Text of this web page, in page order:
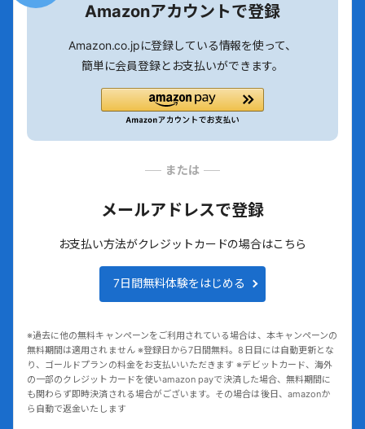
Amazonアカウントで登録
Amazon.co.jpに登録している情報を使って、
簡単に会員登録とお支払いができます。
または
メールアドレスで登録
お支払い方法がクレジットカードの場合はこちら
7日間無料体験をはじめる
※過去に他の無料キャンペーンをご利用されている場合は、本キャンペーンの
無料期間は適用されません ※登録日から7日間無料。8日目には自動更新とな
り、ゴールドプランの料金をお支払いいただきます ※デビットカード、海外
の一部のクレジットカードを使いamazon payで決済した場合、無料期間に
も関わらず即時決済される場合がございます。その場合は後日、amazonか
ら自動で返金いたします